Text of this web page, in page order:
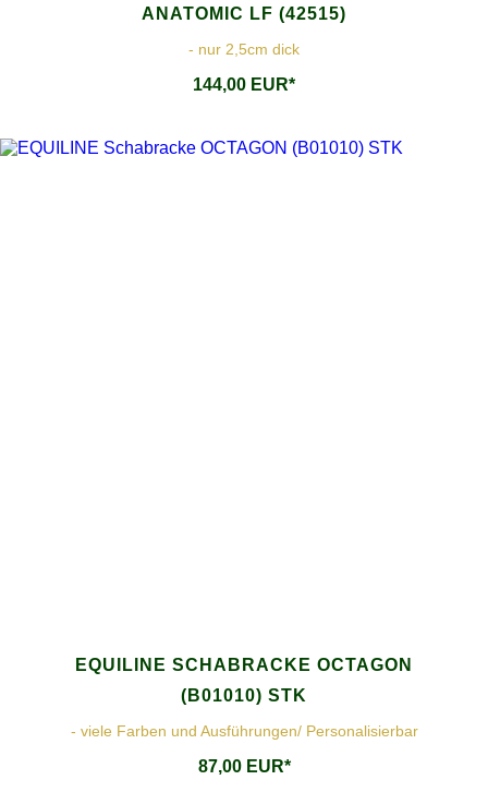
ANATOMIC LF (42515)
- nur 2,5cm dick
144,00 EUR*
EQUILINE SCHABRACKE OCTAGON
(B01010) STK
- viele Farben und Ausführungen/ Personalisierbar
87,00 EUR*